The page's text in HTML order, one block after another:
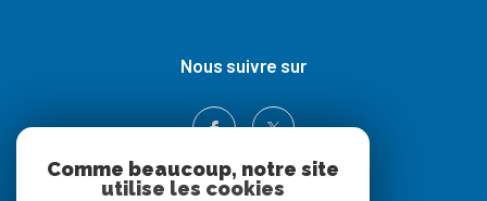
nous suivre sur
Comme beaucoup, notre site
utilise les cookies